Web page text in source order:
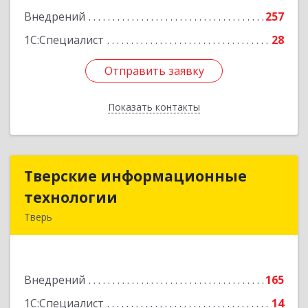
Внедрений
257
1С:Специалист
28
Отправить заявку
Показать контакты
Отправить заявку
Назад
Тверские информационные
технологии
Тверь
Внедрений
165
1С:Специалист
14
Тверские информационные
Подробнее